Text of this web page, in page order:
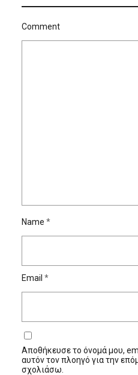
Comment
Name *
Email *
Αποθήκευσε το όνομά μου,
αυτόν τον πλοηγό για την
σχολιάσω.